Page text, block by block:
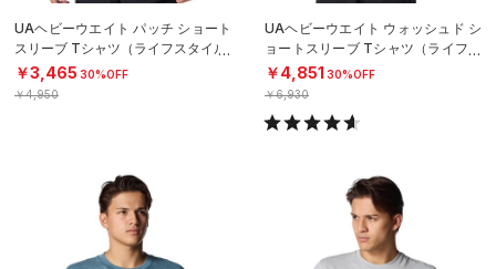
UAヘビーウエイト パッチ ショート
スリーブ Tシャツ（ライフスタイル/
MEN）
￥3,465 30%OFF
￥4,950
UAヘビーウエイト ウォッシュド シ
ョートスリーブ Tシャツ（ライフス
タイル/MEN）
￥4,851 30%OFF
￥6,930